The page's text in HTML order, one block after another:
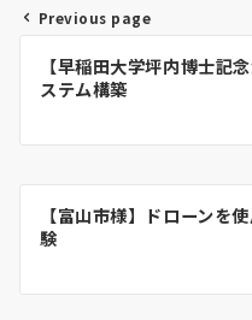
稿
ナ
ビ
ー
シ
Previous page
【早稲田大学坪内博士記
ステム構築
【富山市様】ドローンを
験